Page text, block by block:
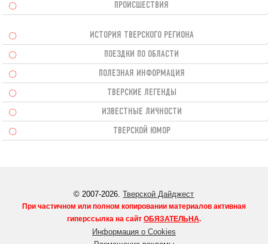
ПРОИСШЕСТВИЯ
ИСТОРИЯ ТВЕРСКОГО РЕГИОНА
ПОЕЗДКИ ПО ОБЛАСТИ
ПОЛЕЗНАЯ ИНФОРМАЦИЯ
ТВЕРСКИЕ ЛЕГЕНДЫ
ИЗВЕСТНЫЕ ЛИЧНОСТИ
ТВЕРСКОЙ ЮМОР
© 2007-2026.Тверской Дайджест
При частичном или полном копировании материалов активная
гиперссылка на сайт ОБЯЗАТЕЛЬНА.
Информация о Cookies